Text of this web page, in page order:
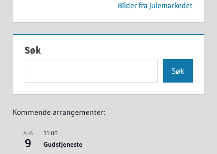
Bilder fra julemarkedet
Søk
Søk
Kommende arrangementer:
AUG
9
11:00
Gudstjeneste